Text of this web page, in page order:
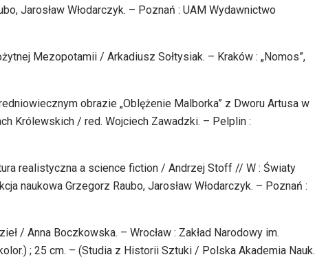
Jarosław Włodarczyk. – Poznań : UAM Wydawnictwo
Mezopotamii / Arkadiusz Sołtysiak. – Kraków : „Nomos”,
obrazie „Oblężenie Malborka” z Dworu Artusa w
Królewskich / red. Wojciech Zawadzki. – Pelplin :
realistyczna a science fiction / Andrzej Stoff // W : Światy
naukowa Grzegorz Raubo, Jarosław Włodarczyk. – Poznań :
/ Anna Boczkowska. – Wrocław : Zakład Narodowy im.
; 25 cm. – (Studia z Historii Sztuki / Polska Akademia Nauk.